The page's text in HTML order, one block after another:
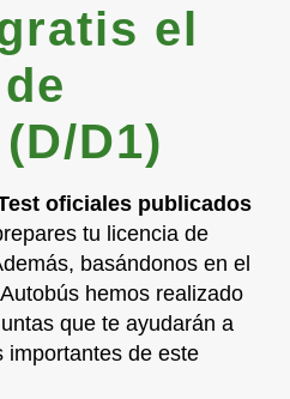
el
D1)
oficiales publicados
tu licencia de
basándonos en el
hemos realizado
que te ayudarán a
importantes de este